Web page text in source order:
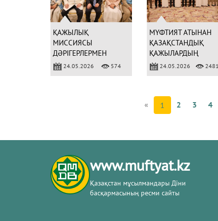
ҚАЖЫЛЫҚ
МИССИЯСЫ
ДӘРІГЕРЛЕРМЕН
КЕЗДЕСУ ӨТКІЗДІ
24.05.2026 574
МҮФТИЯТ АТЫНАН
ҚАЗАҚСТАНДЫҚ
ҚАЖЫЛАРДЫҢ
ҚҰРМЕТІНЕ АРНАЙЫ
ДАСТАРҚАН
24.05.2026 2481
« 1 2 3 4
www.muftyat.kz
Қазақстан мұсылмандары Діни
басқармасының ресми сайты